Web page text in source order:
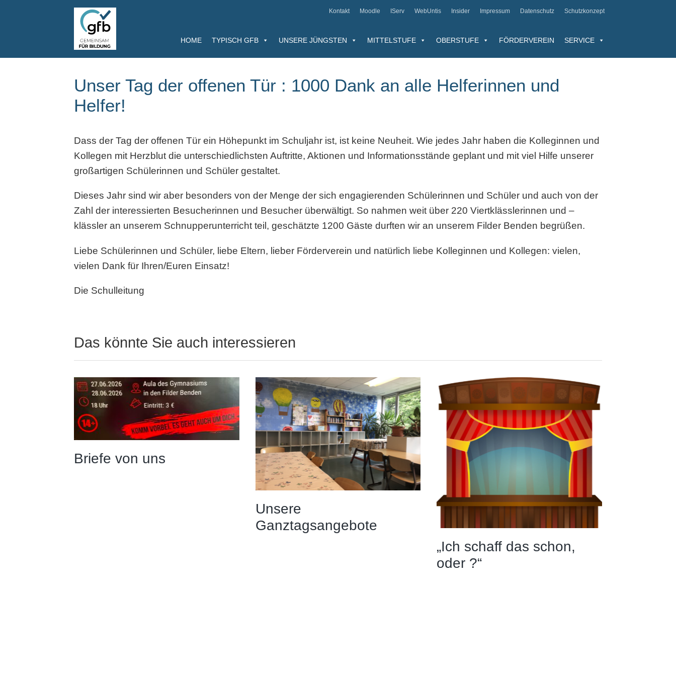
Kontakt Moodle IServ WebUntis Insider Impressum Datenschutz Schutzkonzept
HOME TYPISCH GFB UNSERE JÜNGSTEN MITTELSTUFE OBERSTUFE FÖRDERVEREIN SERVICE
Unser Tag der offenen Tür : 1000 Dank an alle Helferinnen und
Helfer!
Dass der Tag der offenen Tür ein Höhepunkt im Schuljahr ist, ist keine Neuheit. Wie jedes Jahr haben die Kolleginnen und
Kollegen mit Herzblut die unterschiedlichsten Auftritte, Aktionen und Informationsstände geplant und mit viel Hilfe unserer
großartigen Schülerinnen und Schüler gestaltet.
Dieses Jahr sind wir aber besonders von der Menge der sich engagierenden Schülerinnen und Schüler und auch von der
Zahl der interessierten Besucherinnen und Besucher überwältigt. So nahmen weit über 220 Viertklässlerinnen und –
klässler an unserem Schnupperunterricht teil, geschätzte 1200 Gäste durften wir an unserem Filder Benden begrüßen.
Liebe Schülerinnen und Schüler, liebe Eltern, lieber Förderverein und natürlich liebe Kolleginnen und Kollegen: vielen,
vielen Dank für Ihren/Euren Einsatz!
Die Schulleitung
Das könnte Sie auch interessieren
Briefe von uns
Unsere
Ganztagsangebote
„Ich schaff das schon,
oder ?“